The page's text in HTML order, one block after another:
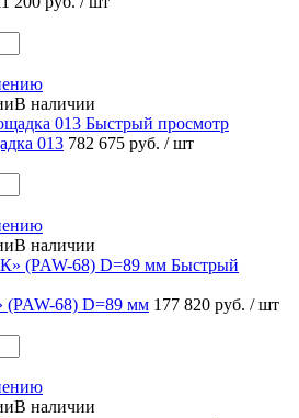
В наличии
Быстрый просмотр
013 782 675 руб. / шт
В наличии
Быстрый
68) D=89 мм 177 820 руб. / шт
В наличии